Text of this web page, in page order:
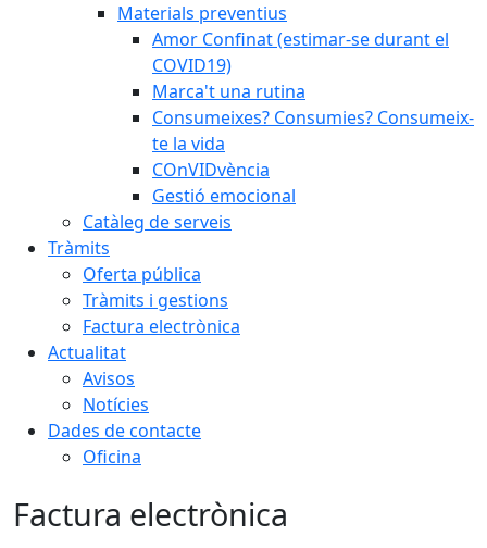
Materials preventius
Amor Confinat (estimar-se durant el
COVID19)
Marca't una rutina
Consumeixes? Consumies? Consumeix-
te la vida
COnVIDvència
Gestió emocional
Catàleg de serveis
Tràmits
Oferta pública
Tràmits i gestions
Factura electrònica
Actualitat
Avisos
Notícies
Dades de contacte
Oficina
Factura electrònica